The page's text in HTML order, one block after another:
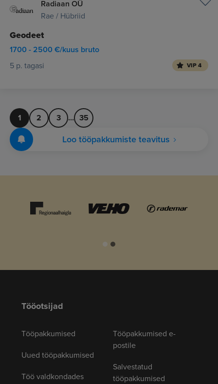
Radiaan OÜ
Rae / Hübriid
Geodeet
1700 - 2500 €/kuus bruto
5 p. tagasi VIP 4
1 2 3 ... 35
Loo tööpakkumiste teavitus
Tööotsijad
Tööpakkumised
Uued tööpakkumised
Töö valdkondades
Tööpakkumised e-
postile
Salvestatud
tööpakkumised